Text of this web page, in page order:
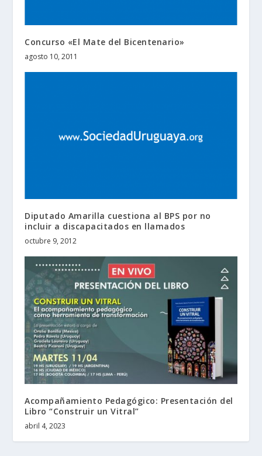
Concurso «El Mate del Bicentenario»
agosto 10, 2011
Diputado Amarilla cuestiona al BPS por no
incluir a discapacitados en llamados
octubre 9, 2012
Acompañamiento Pedagógico: Presentación del
Libro “Construir un Vitral”
abril 4, 2023